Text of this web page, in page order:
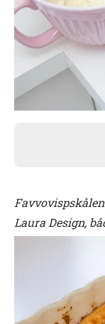
Laura Design,